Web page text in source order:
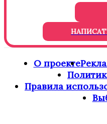
О проекте
Правила